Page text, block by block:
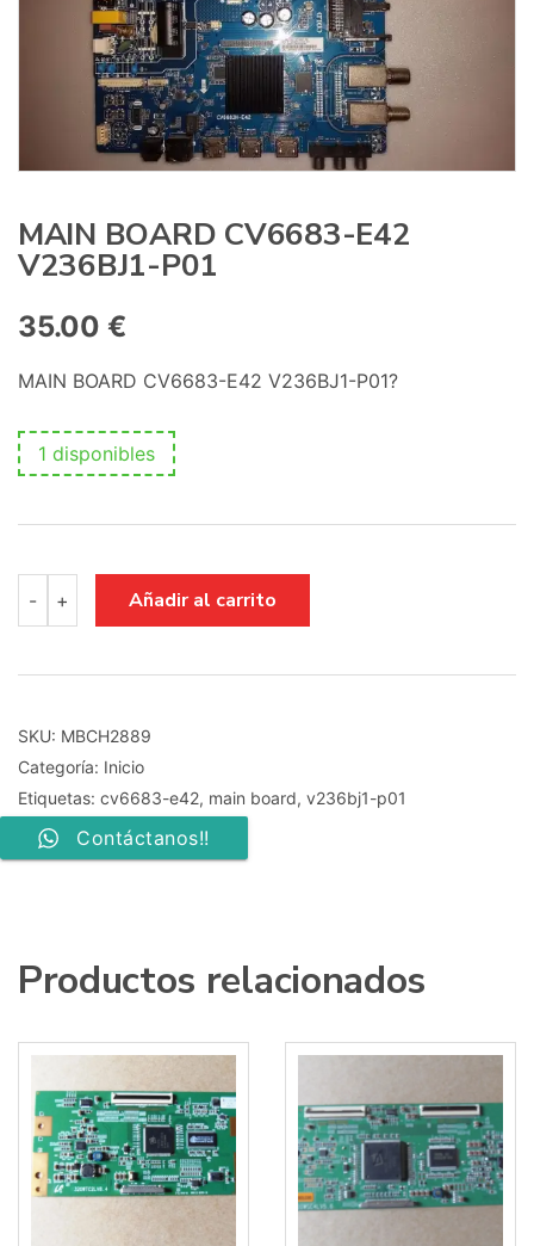
MAIN BOARD CV6683-E42
V236BJ1-P01
35.00 €
MAIN BOARD CV6683-E42 V236BJ1-P01?
1 disponibles
-
BOARD
CV6683-
V236BJ1-
cantidad
+ Añadir al carrito
SKU: MBCH2889
Categoría: Inicio
Etiquetas: cv6683-e42, main board, v236bj1-p01
Contáctanos!!
Productos relacionados